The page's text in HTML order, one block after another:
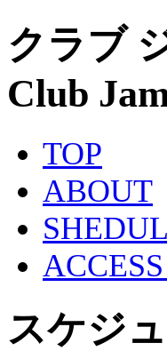
クラブ
Club
TOP
ABOUT
スケジ